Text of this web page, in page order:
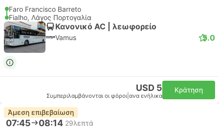
Faro Francisco Barreto
Fialho, Λάγος Πορτογαλία
Κανονικό AC | λεωφορείο
Vamus 5.0
USD 5
Συμπεριλαμβάνονται οι φόροι ανα ενήλικα
Κράτηση
Άμεση επιβεβαίωση
07:45 08:14 29λεπτά